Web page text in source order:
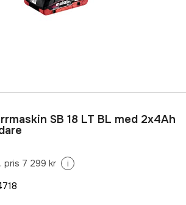
SB 18 LT BL med 2x4Ah
pris 7 299 kr i